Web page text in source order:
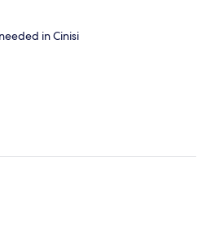
in Cinisi